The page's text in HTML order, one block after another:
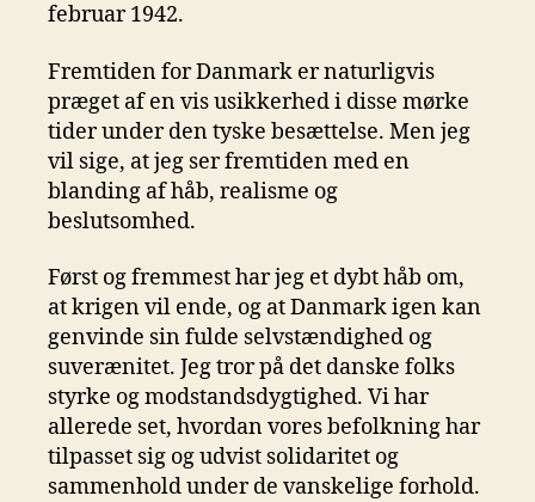
februar 1942.
Fremtiden for Danmark er naturligvis
præget af en vis usikkerhed i disse mørke
tider under den tyske besættelse. Men jeg
vil sige, at jeg ser fremtiden med en
blanding af håb, realisme og
beslutsomhed.
Først og fremmest har jeg et dybt håb om,
at krigen vil ende, og at Danmark igen kan
genvinde sin fulde selvstændighed og
suverænitet. Jeg tror på det danske folks
styrke og modstandsdygtighed. Vi har
allerede set, hvordan vores befolkning har
tilpasset sig og udvist solidaritet og
sammenhold under de vanskelige forhold.